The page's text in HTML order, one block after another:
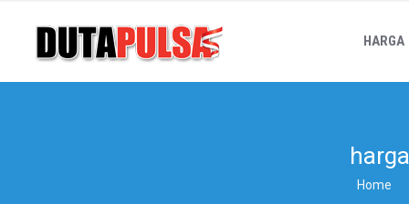
HARGA
Home